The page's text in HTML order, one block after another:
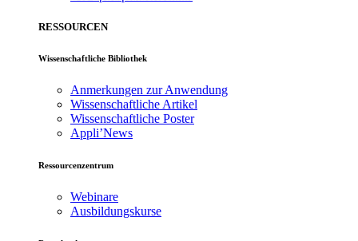
RESSOURCEN
Wissenschaftliche Bibliothek
Anmerkungen zur Anwendung
Wissenschaftliche Artikel
Wissenschaftliche Poster
Appli’News
Ressourcenzentrum
Webinare
Ausbildungskurse